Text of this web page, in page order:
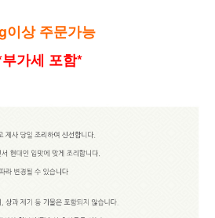
이상 주문가능
가세 포함*